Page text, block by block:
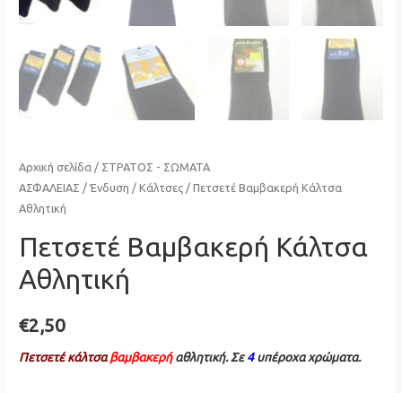
Αρχική σελίδα / ΣΤΡΑΤΟΣ - ΣΩΜΑΤΑ
ΑΣΦΑΛΕΙΑΣ /Ένδυση /Κάλτσες / Πετσετέ Βαμβακερή Κάλτσα
Αθλητική
Πετσετέ Βαμβακερή Κάλτσα
Αθλητική
€2,50
Πετσετέ κάλτσα βαμβακερήαθλητική. Σε4υπέροχα χρώματα.